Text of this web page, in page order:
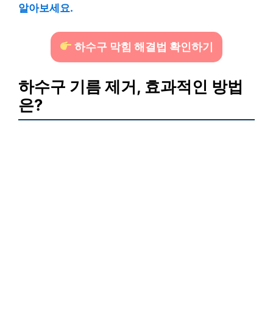
알아보세요.
하수구 막힘 해결법 확인하기
하수구 기름 제거, 효과적인 방법
은?